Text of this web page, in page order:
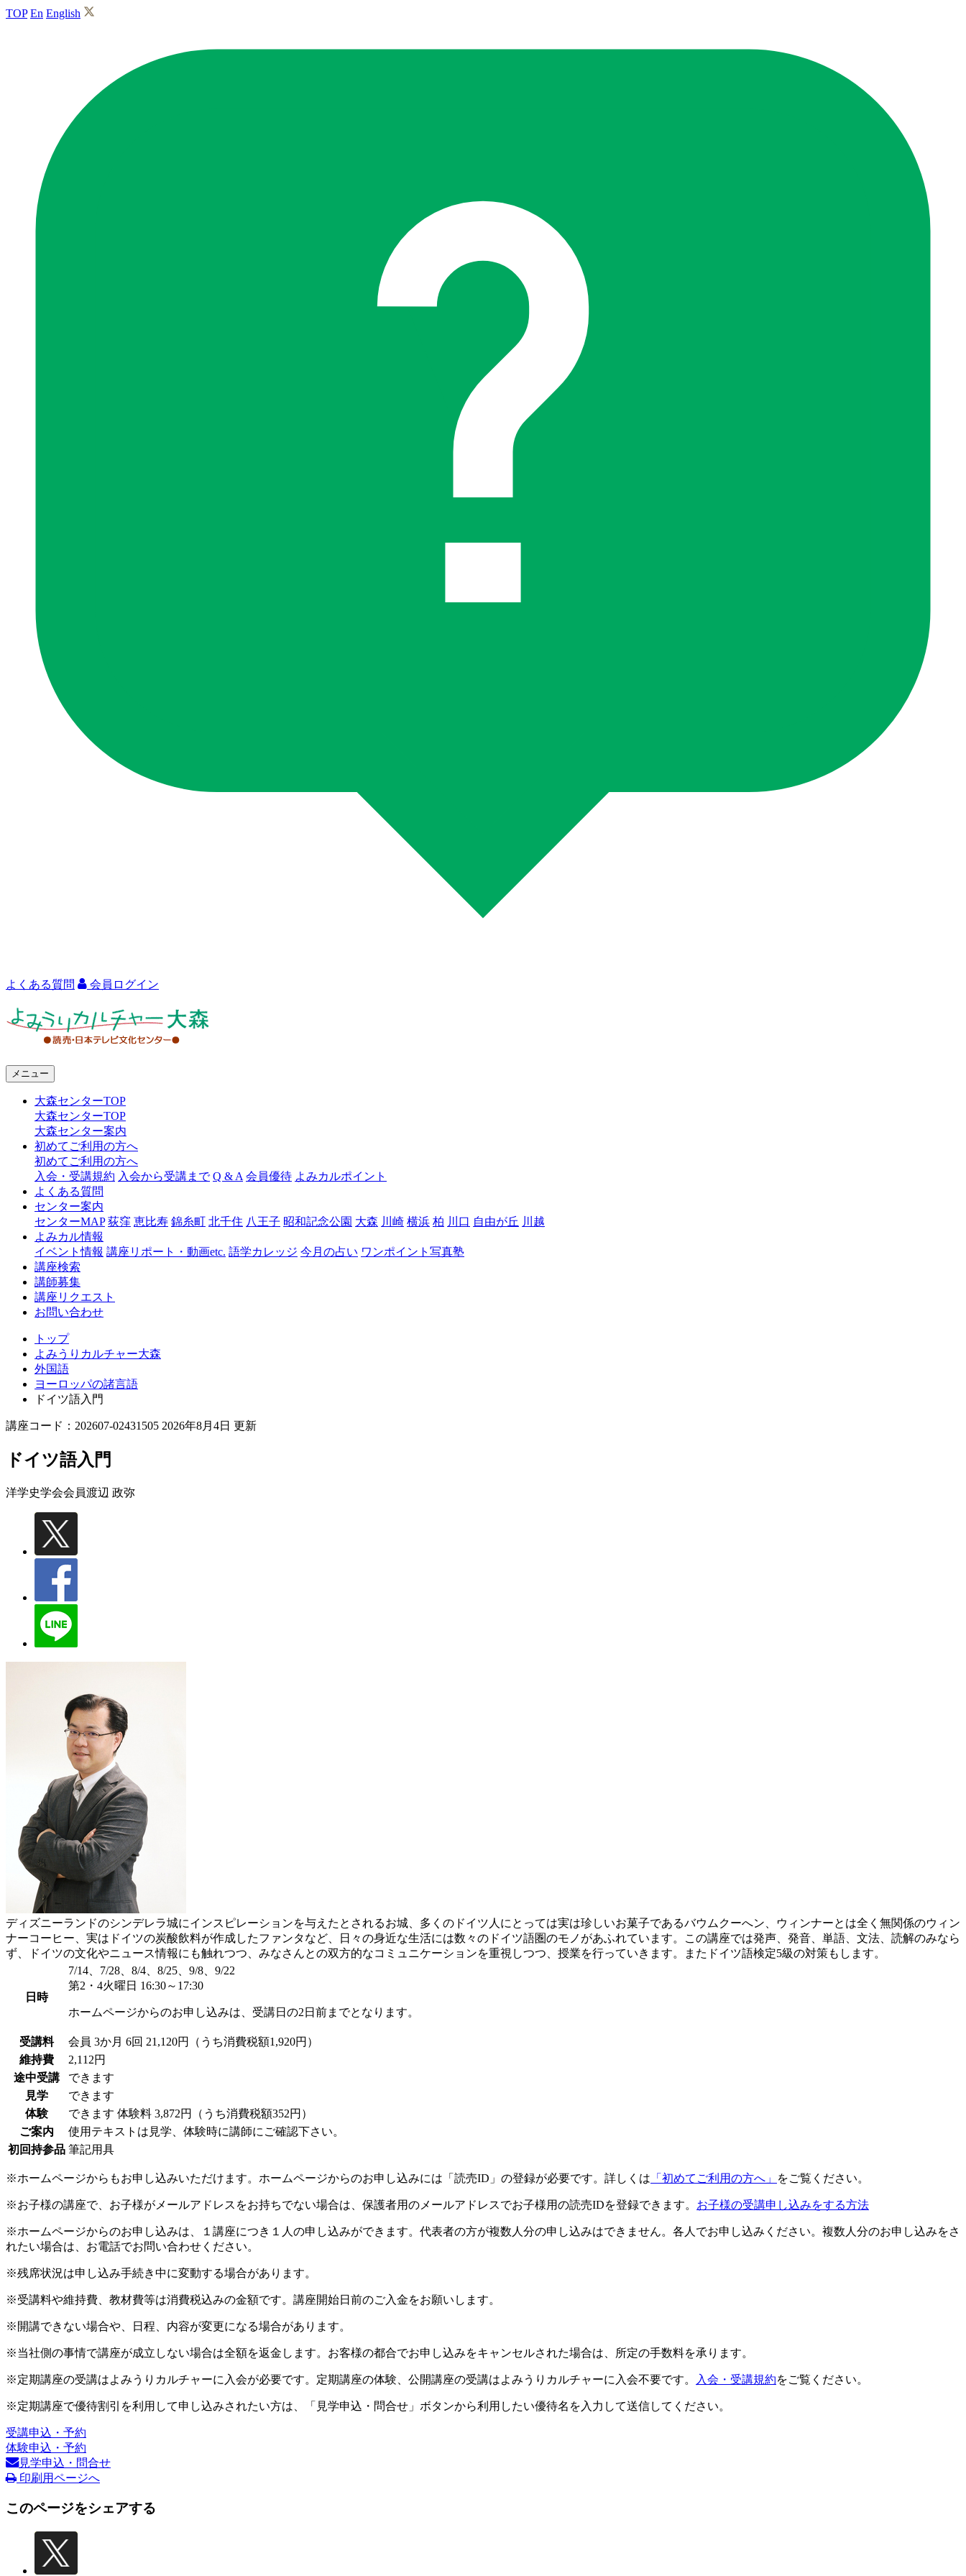
TOP En English
よくある質問 会員ログイン
ャ
大
森
メニュー
大森センターTOP
大森センターTOP
大森センター案内
初めてご利用の方へ
初めてご利用の方へ
入会・受講規約 入会から受講まで Q & A 会員優待 よみカルポイント
よくある質問
センター案内
センターMAP 荻窪 恵比寿 錦糸町 北千住 八王子 昭和記念公園 大森 川崎 横浜 柏 川口 自由が丘 川越
よみカル情報
イベント情報 講座リポート・動画etc. 語学カレッジ 今月の占い ワンポイント写真塾
講座検索
講師募集
講座リクエスト
お問い合わせ
トップ
よみうりカルチャー大森
外国語
ヨーロッパの諸言語
ドイツ語入門
講座コード：202607-02431505 2026年8月4日 更新
ドイツ語入門
洋学史学会会員渡辺 政弥
ディズニーランドのシンデレラ城にインスピレーションを与えたとされるお城、多くのドイツ人にとっては実は珍しいお菓子であるバウムクーへン、ウィンナーとは全く無関係のウィン
ナーコーヒー、実はドイツの炭酸飲料が作成したファンタなど、日々の身近な生活には数々のドイツ語圏のモノがあふれています。この講座では発声、発音、単語、文法、読解のみなら
ず、ドイツの文化やニュース情報にも触れつつ、みなさんとの双方的なコミュニケーションを重視しつつ、授業を行っていきます。またドイツ語検定5級の対策もします。
日時
7/14、7/28、8/4、8/25、9/8、9/22
第2・4火曜日 16:30～17:30
ホームページからのお申し込みは、受講日の2日前までとなります。
受講料 会員 3か月 6回 21,120円（うち消費税額1,920円）
維持費
2,112円
途中受講
できます
見学
できます
体験
できます 体験料 3,872円（うち消費税額352円）
ご案内
使用テキストは見学、体験時に講師にご確認下さい。
初回持参品 筆記用具
※ホームページからもお申し込みいただけます。ホームページからのお申し込みには「読売ID」の登録が必要です。詳しくは 「初めてご利用の方へ」 をご覧ください。
※お子様の講座で、お子様がメールアドレスをお持ちでない場合は、保護者用のメールアドレスでお子様用の読売IDを登録できます。 お子様の受講申し込みをする方法
※ホームページからのお申し込みは、１講座につき１人の申し込みができます。代表者の方が複数人分の申し込みはできません。各人でお申し込みください。複数人分のお申し込みをさ
れたい場合は、お電話でお問い合わせください。
※残席状況は申し込み手続き中に変動する場合があります。
※受講料や維持費、教材費等は消費税込みの金額です。講座開始日前のご入金をお願いします。
※開講できない場合や、日程、内容が変更になる場合があります。
※当社側の事情で講座が成立しない場合は全額を返金します。お客様の都合でお申し込みをキャンセルされた場合は、所定の手数料を承ります。
※定期講座の受講はよみうりカルチャーに入会が必要です。定期講座の体験、公開講座の受講はよみうりカルチャーに入会不要です。 入会・受講規約をご覧ください。
※定期講座で優待割引を利用して申し込みされたい方は、「見学申込・問合せ」ボタンから利用したい優待名を入力して送信してください。
受講申込・予約
体験申込・予約
見学申込・問合せ
印刷用ページへ
このページをシェアする